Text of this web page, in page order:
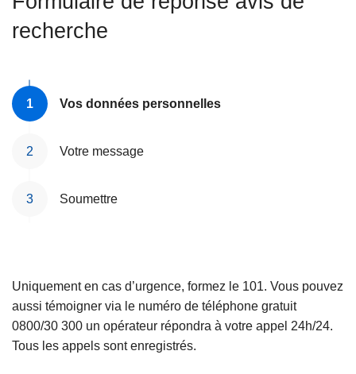
recherche
Vos données personnelles
Votre message
Soumettre
Uniquement en cas d’urgence, formez le 101. Vous pouvez
aussi témoigner via le numéro de téléphone gratuit
0800/30 300 un opérateur répondra à votre appel 24h/24.
Tous les appels sont enregistrés.